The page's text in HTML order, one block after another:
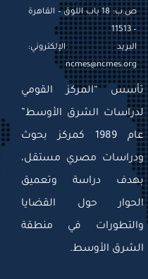
ص.ب: 18 باب اللوق – القاهرة
– 11513
البريد الإلكتروني:
ncmes@ncmes.org
تأسس “المركز القومي
لدراسات الشرق الأوسط”
عام 1989 كمركز بحوث
ودراسات مصري مستقل،
بهدف دراسة وتعميق
الحوار حول القضايا
والتطورات في منطقة
الشرق الأوسط.